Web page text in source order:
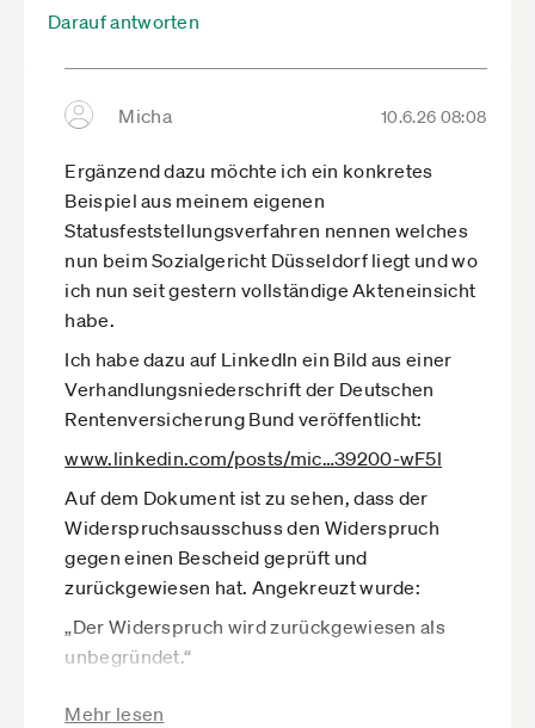
Wer vertritt eigentlich die Selbstständigen?
Statusfeststellungsverfahren und beim Thema
der Selbstverwaltung nicht als eigene Gruppe
sichtbar vertreten. Sie fallen weder eindeutig
unter die klassische Arbeitnehmerseite noch
unter die Arbeitgeberseite. Gerade Solo-
Selbstständige haben oft keine starke Stimme in
diesen Strukturen.
Gerade weil die Vertreter demokratisch
legitimiert sind, ist ihre Kontrollfunktion so
wichtig. Sie sollen nicht nur Teil des Systems sein,
sondern die Verwaltung der DRV im Interesse der
Gerade bei Themen wie
Statusfeststellungsverfahren,
Scheinselbstständigkeit oder der möglichen
Auftraggebern müsste diese Kontrolle aus
meiner Sicht besonders genau sein.
Die Selbstverwaltung müsste zum Beispiel
Darauf antworten
Micha 10.6.26 08:08
Ergänzend dazu möchte ich ein konkretes
Beispiel aus meinem eigenen
Statusfeststellungsverfahren nennen welches
nun beim Sozialgericht Düsseldorf liegt und wo
ich nun seit gestern vollständige Akteneinsicht
habe.
Ich habe dazu auf LinkedIn ein Bild aus einer
Verhandlungsniederschrift der Deutschen
Rentenversicherung Bund veröffentlicht:
www.linkedin.com­/posts/mic­…39200-wF5l
Auf dem Dokument ist zu sehen, dass der
Widerspruchsausschuss den Widerspruch
gegen einen Bescheid geprüft und
zurückgewiesen hat. Angekreuzt wurde:
„Der Widerspruch wird zurückgewiesen als
unbegründet.“
Mehr lesen